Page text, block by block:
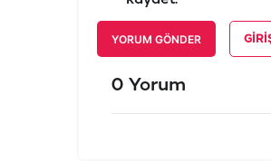
YORUM GÖNDER
0 Yorum